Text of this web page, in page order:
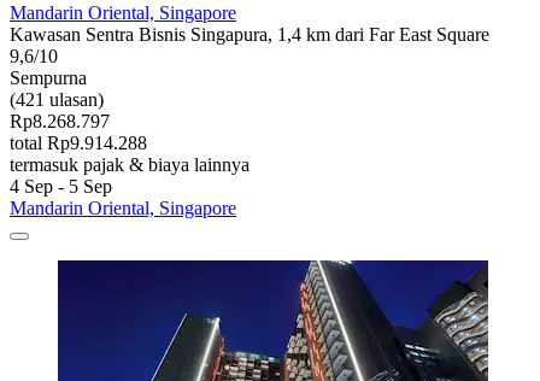
Mandarin Oriental, Singapore
Kawasan Sentra Bisnis Singapura, 1,4 km dari Far East Square
9,6/10
Sempurna
(421 ulasan)
Rp8.268.797
total Rp9.914.288
termasuk pajak & biaya lainnya
4 Sep - 5 Sep
Mandarin Oriental, Singapore